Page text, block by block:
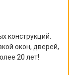
конструкций.
окон, дверей,
20 лет!